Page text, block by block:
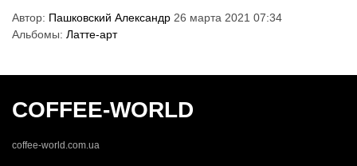
Автор: Пашковский Александр 26 марта 2021 07:34
Альбомы: Латте-арт
COFFEE-WORLD
coffee-world.com.ua